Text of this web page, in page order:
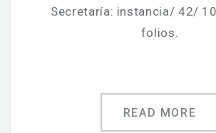
Secretaría: instancia/ 42/
folios.
READ MORE